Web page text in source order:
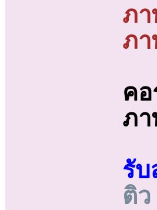
ภา
ภา
ค
ภ
รั
ติ